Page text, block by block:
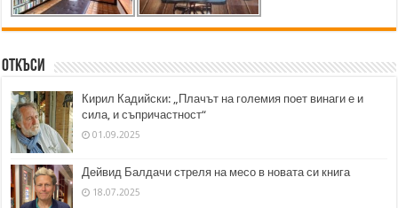
Откъси
Кирил Кадийски: „Плачът на големия поет винаги е и
сила, и съпричастност“
01.09.2025
Дейвид Балдачи стреля на месо в новата си книга
18.07.2025